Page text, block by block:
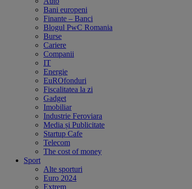
Bani europeni
Finante – Banci
Blogul PwC Romania
Burse
Cariere
Companii
IT
Energie
EuROfonduri
Fiscalitatea la zi
Gadget
Imobiliar
Industrie Feroviara
Media și Publicitate
Startup Cafe
Telecom
The cost of money
Sport
Alte sporturi
Euro 2024
Extrem